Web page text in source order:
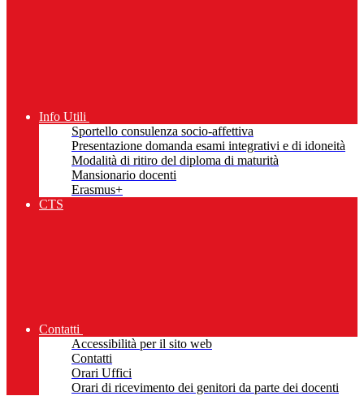
Info Utili
Sportello consulenza socio-affettiva
Presentazione domanda esami integrativi e di idoneità
Modalità di ritiro del diploma di maturità
Mansionario docenti
Erasmus+
CTS
Contatti
Accessibilità per il sito web
Contatti
Orari Uffici
Orari di ricevimento dei genitori da parte dei docenti